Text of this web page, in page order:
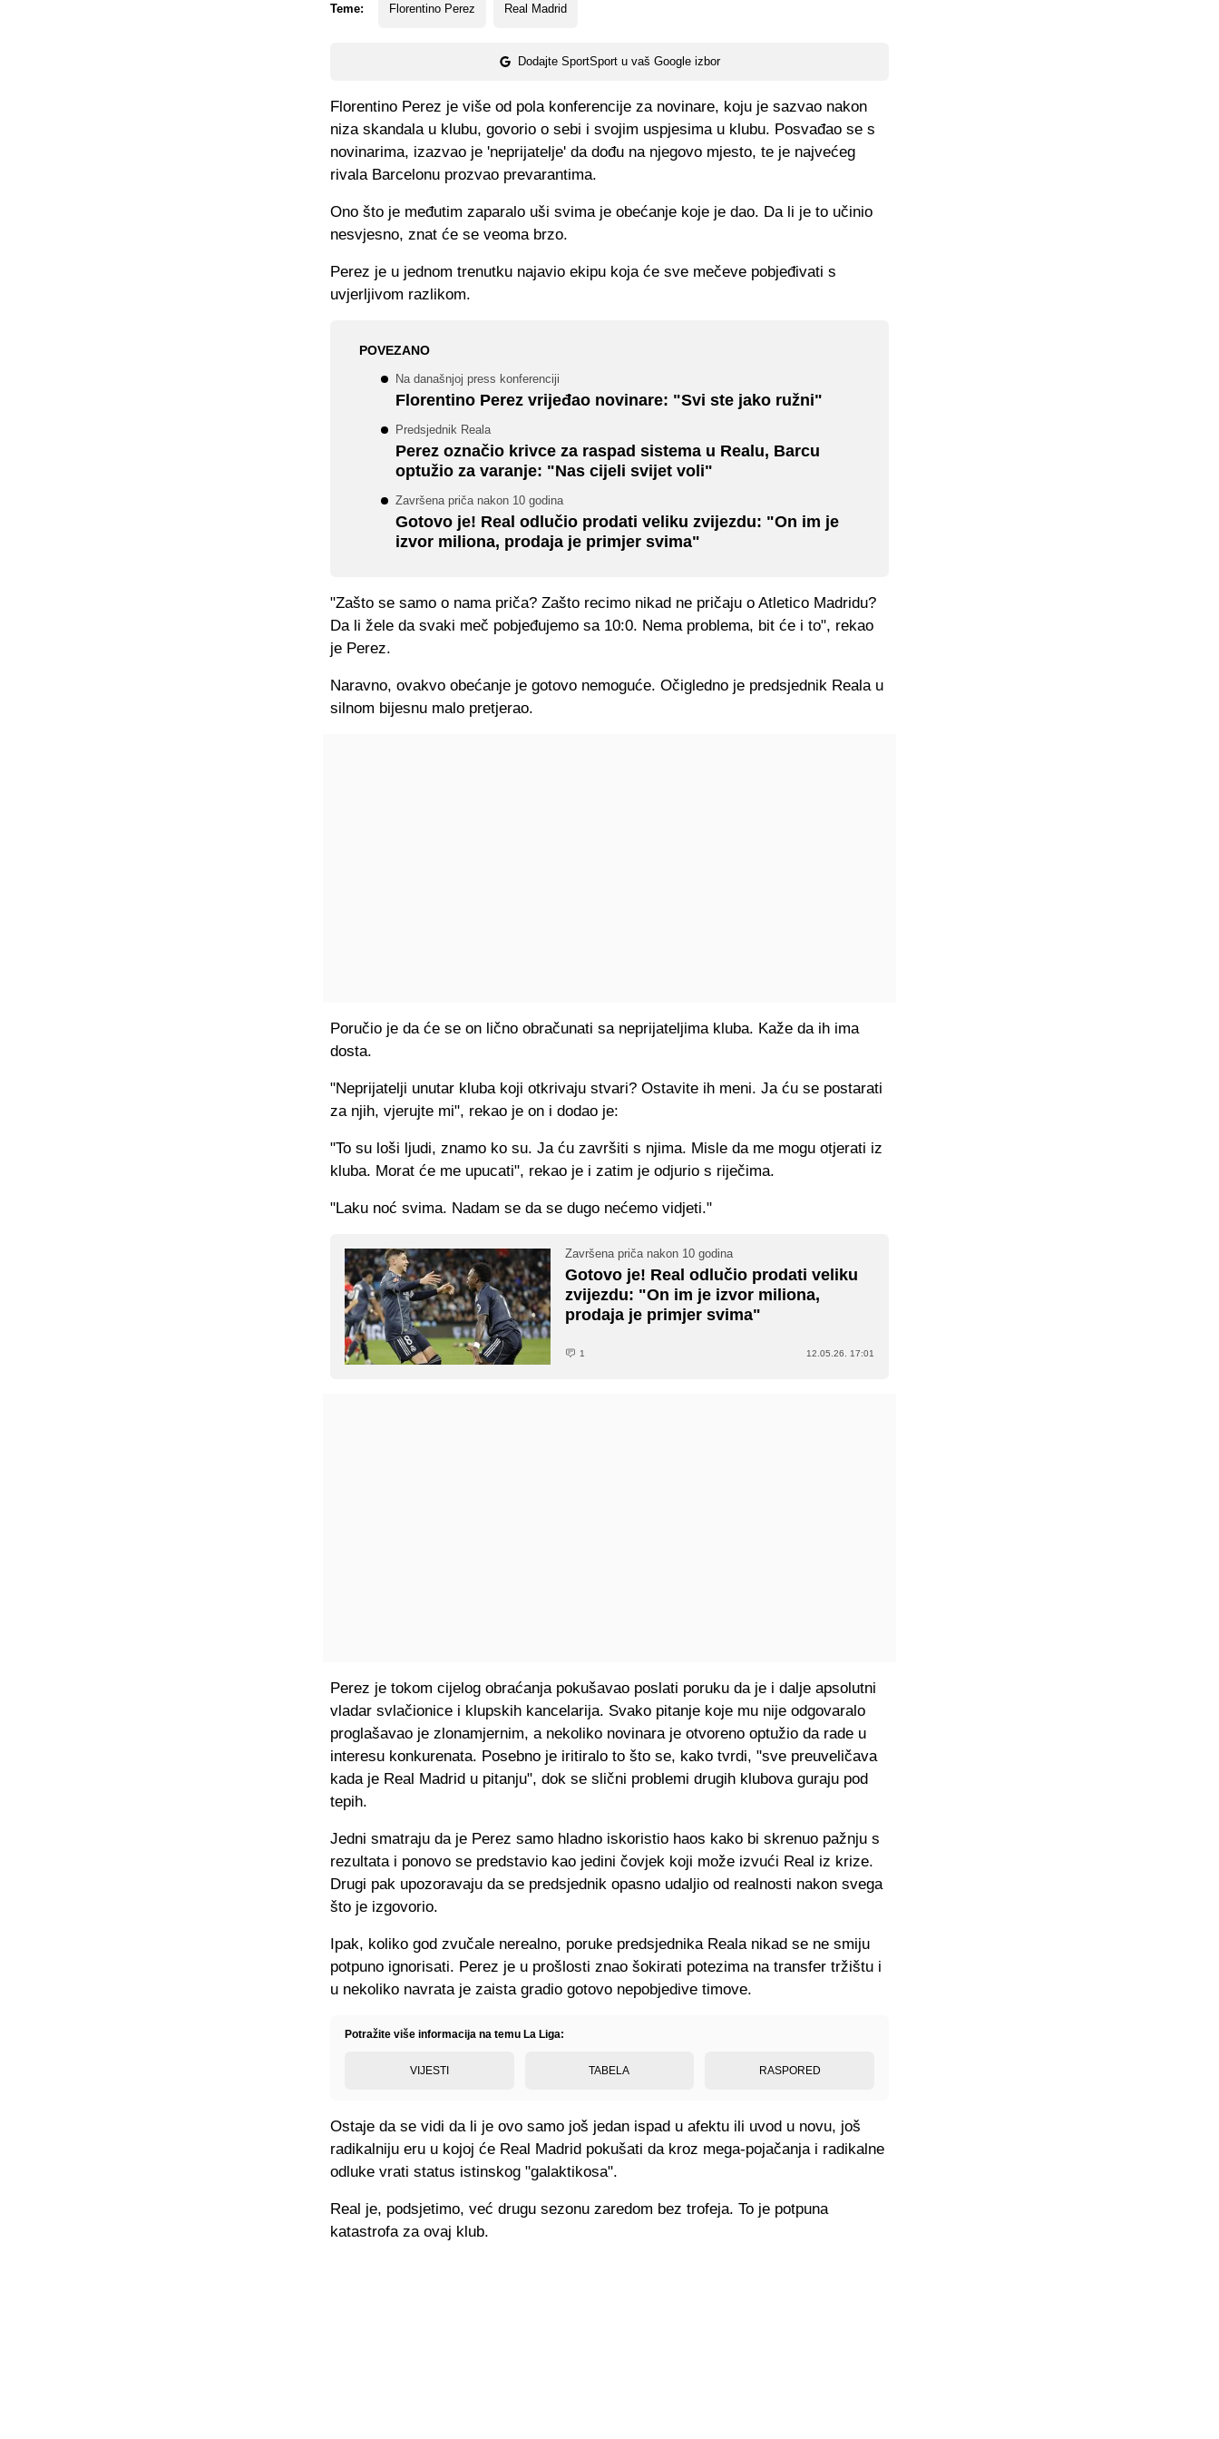
Teme: Florentino Perez Real Madrid
Dodajte SportSport u vaš Google izbor
Florentino Perez je više od pola konferencije za novinare, koju je sazvao nakon
niza skandala u klubu, govorio o sebi i svojim uspjesima u klubu. Posvađao se s
novinarima, izazvao je 'neprijatelje' da dođu na njegovo mjesto, te je najvećeg
rivala Barcelonu prozvao prevarantima.
Ono što je međutim zaparalo uši svima je obećanje koje je dao. Da li je to učinio
nesvjesno, znat će se veoma brzo.
Perez je u jednom trenutku najavio ekipu koja će sve mečeve pobjeđivati s
uvjerljivom razlikom.
POVEZANO
Na današnjoj press konferenciji
Florentino Perez vrijeđao novinare: "Svi ste jako ružni"
Predsjednik Reala
Perez označio krivce za raspad sistema u Realu, Barcu
optužio za varanje: "Nas cijeli svijet voli"
Završena priča nakon 10 godina
Gotovo je! Real odlučio prodati veliku zvijezdu: "On im je
izvor miliona, prodaja je primjer svima"
"Zašto se samo o nama priča? Zašto recimo nikad ne pričaju o Atletico Madridu?
Da li žele da svaki meč pobjeđujemo sa 10:0. Nema problema, bit će i to", rekao
je Perez.
Naravno, ovakvo obećanje je gotovo nemoguće. Očigledno je predsjednik Reala u
silnom bijesnu malo pretjerao.
Poručio je da će se on lično obračunati sa neprijateljima kluba. Kaže da ih ima
dosta.
"Neprijatelji unutar kluba koji otkrivaju stvari? Ostavite ih meni. Ja ću se postarati
za njih, vjerujte mi", rekao je on i dodao je:
"To su loši ljudi, znamo ko su. Ja ću završiti s njima. Misle da me mogu otjerati iz
kluba. Morat će me upucati", rekao je i zatim je odjurio s riječima.
"Laku noć svima. Nadam se da se dugo nećemo vidjeti."
Završena priča nakon 10 godina
Gotovo je! Real odlučio prodati veliku
zvijezdu: "On im je izvor miliona,
prodaja je primjer svima"
1 12.05.26. 17:01
Perez je tokom cijelog obraćanja pokušavao poslati poruku da je i dalje apsolutni
vladar svlačionice i klupskih kancelarija. Svako pitanje koje mu nije odgovaralo
proglašavao je zlonamjernim, a nekoliko novinara je otvoreno optužio da rade u
interesu konkurenata. Posebno je iritiralo to što se, kako tvrdi, "sve preuveličava
kada je Real Madrid u pitanju", dok se slični problemi drugih klubova guraju pod
tepih.
Jedni smatraju da je Perez samo hladno iskoristio haos kako bi skrenuo pažnju s
rezultata i ponovo se predstavio kao jedini čovjek koji može izvući Real iz krize.
Drugi pak upozoravaju da se predsjednik opasno udaljio od realnosti nakon svega
što je izgovorio.
Ipak, koliko god zvučale nerealno, poruke predsjednika Reala nikad se ne smiju
potpuno ignorisati. Perez je u prošlosti znao šokirati potezima na transfer tržištu i
u nekoliko navrata je zaista gradio gotovo nepobjedive timove.
Potražite više informacija na temu La Liga:
VIJESTI TABELA RASPORED
Ostaje da se vidi da li je ovo samo još jedan ispad u afektu ili uvod u novu, još
radikalniju eru u kojoj će Real Madrid pokušati da kroz mega-pojačanja i radikalne
odluke vrati status istinskog "galaktikosa".
Real je, podsjetimo, već drugu sezonu zaredom bez trofeja. To je potpuna
katastrofa za ovaj klub.